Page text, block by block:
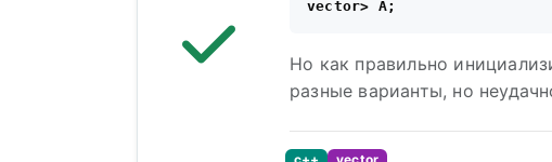
Но как правильно
разные варианты, но